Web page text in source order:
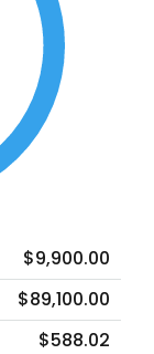
$9,900.00
$89,100.00
$588.02